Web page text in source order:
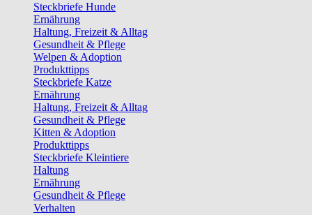
Steckbriefe Hunde
Ernährung
Haltung, Freizeit & Alltag
Gesundheit & Pflege
Welpen & Adoption
Produkttipps
Steckbriefe Katze
Ernährung
Haltung, Freizeit & Alltag
Gesundheit & Pflege
Kitten & Adoption
Produkttipps
Steckbriefe Kleintiere
Haltung
Ernährung
Gesundheit & Pflege
Verhalten